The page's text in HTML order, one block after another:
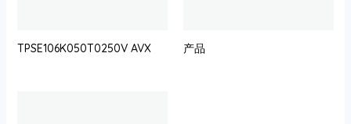
TPSE106K050T0250V AVX 产品